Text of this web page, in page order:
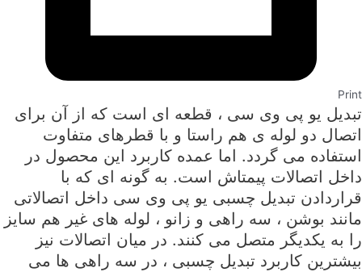
Print
تبدیل یو پی وی سی ، قطعه ای است که از آن برای
اتصال دو لوله ی هم راستا و با قطرهای متفاوت
استفاده می گردد. اما عمده کاربرد این محصول در
داخل اتصالات پیمتاش است. به گونه ای که با
قراردادن تبدیل چسبی یو پی وی سی داخل اتصالاتی
مانند بوشن ، سه راهی و زانو ، لوله های غیر هم سایز
را به یکدیگر متصل می کنند. در میان اتصالات نیز
بیشترین کاربرد تبدیل چسبی ، در سه راهی ها می